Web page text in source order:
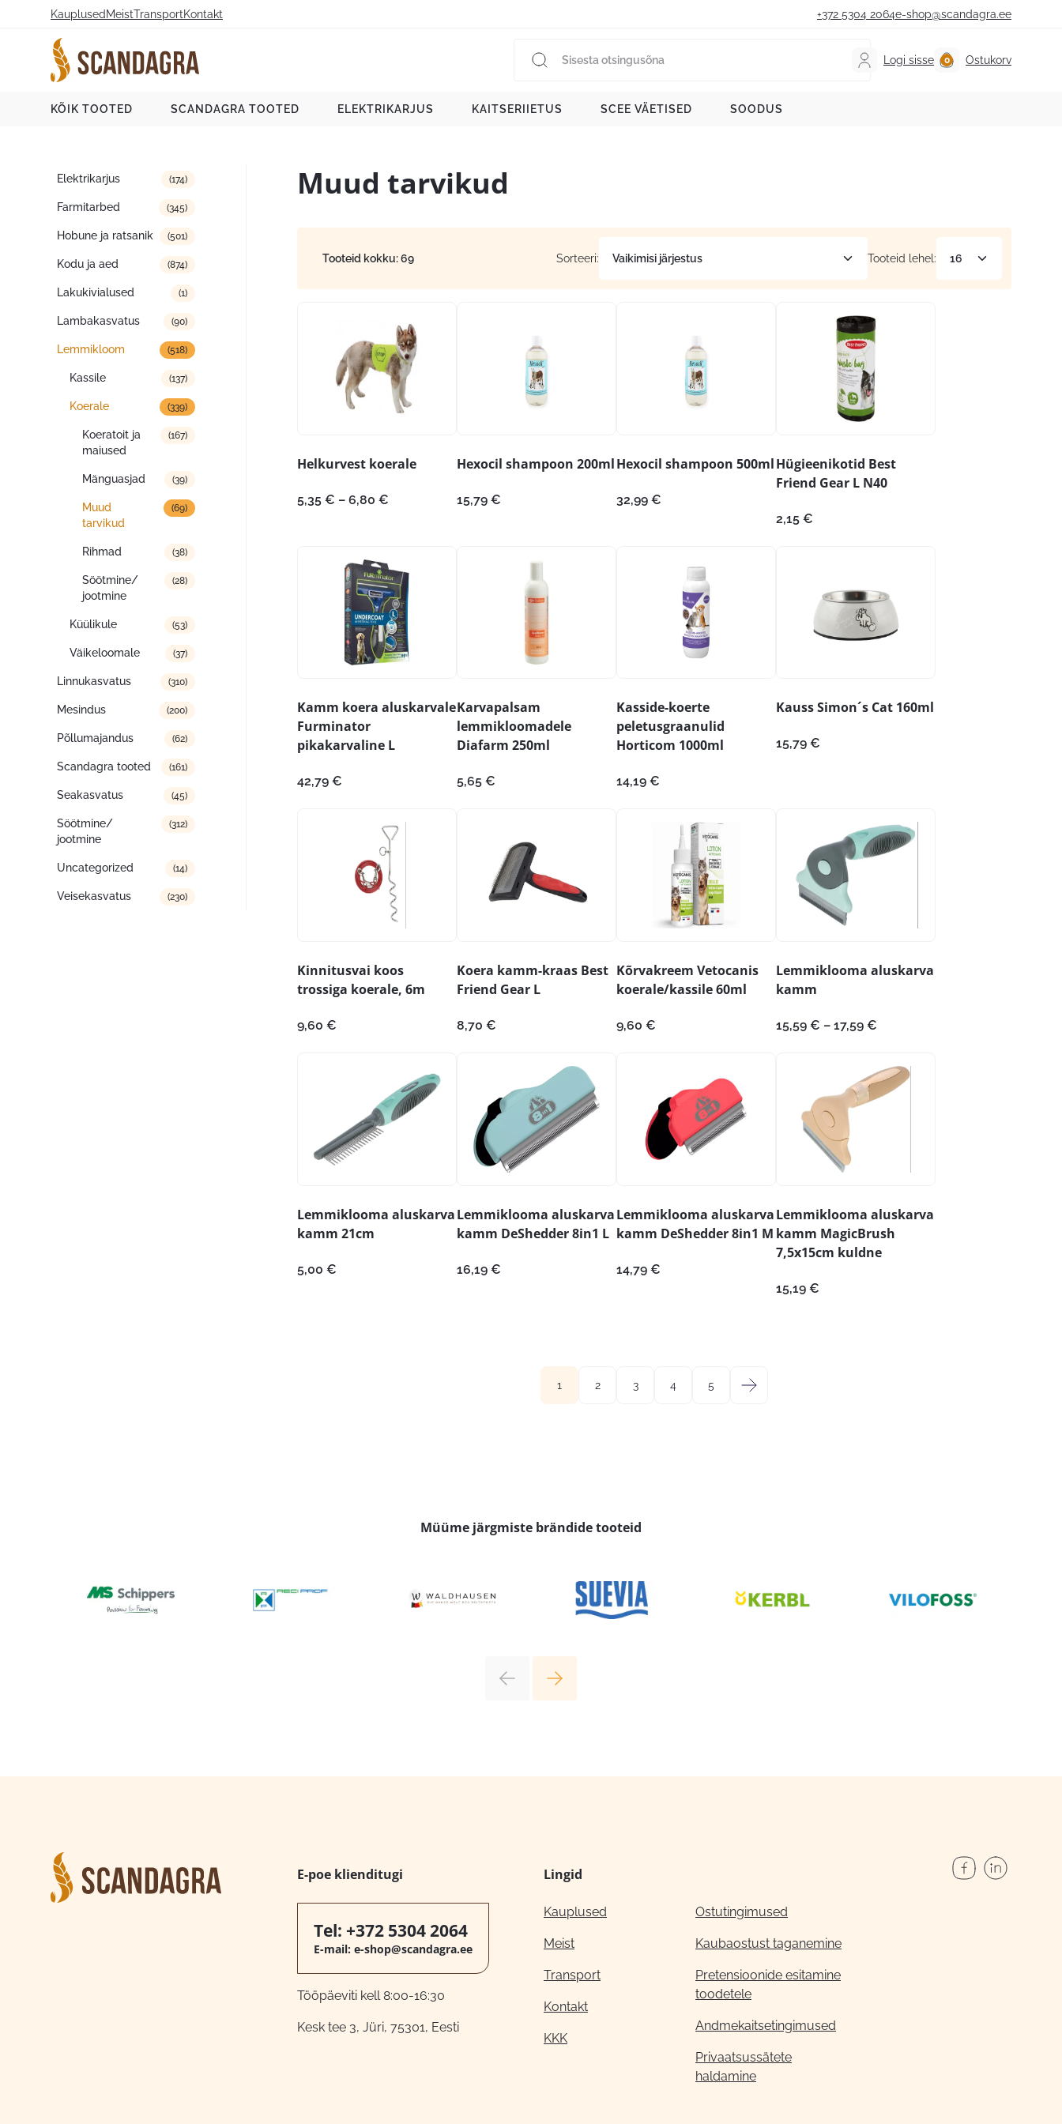
Kauplused MeistTransportKontakt +372 5304 2064e-shop@scandagra.ee
Logi sisse Ostukorv
KÕIK TOOTED SCANDAGRA TOOTED ELEKTRIKARJUS KAITSERIIETUS SCEE VÄETISED SOODUS
Tootekategooriad
Elektrikarjus (174)
Farmitarbed (345)
Hobune ja ratsanik (501)
Kodu ja aed (874)
Lakukivialused (1)
Lambakasvatus (90)
Lemmikloom (518)
Kassile (137)
Koerale (339)
Koeratoit ja
maiused
(167)
Mänguasjad (39)
Muud
tarvikud
(69)
Rihmad (38)
Söötmine/
jootmine
(28)
Küülikule (53)
Väikeloomale (37)
Linnukasvatus (310)
Mesindus (200)
Põllumajandus (62)
Scandagra tooted (161)
Seakasvatus (45)
Söötmine/
jootmine
(312)
Uncategorized (14)
Veisekasvatus (230)
Muud tarvikud
Tooteid kokku: 69 Sorteeri: Tooteid lehel:
Helkurvest koerale
5,35 € – 6,80 € Hinnavahemik:
Hexocil shampoon 200ml
15,79 €
Hexocil shampoon 500ml
32,99 €
Hügieenikotid Best
Friend Gear L N40
2,15 €
Kamm koera aluskarvale
Furminator
pikakarvaline L
42,79 €
Karvapalsam
lemmikloomadele
Diafarm 250ml
5,65 €
Kasside-koerte
peletusgraanulid
Horticom 1000ml
14,19 €
Kauss Simon´s Cat 160ml
15,79 €
Kinnitusvai koos
trossiga koerale, 6m
9,60 €
Koera kamm-kraas Best
Friend Gear L
8,70 €
Kõrvakreem Vetocanis
koerale/kassile 60ml
9,60 €
Lemmiklooma aluskarva
kamm
15,59 € – 17,59 €
17,59 €
Lemmiklooma aluskarva
kamm 21cm
5,00 €
Lemmiklooma aluskarva
kamm DeShedder 8in1 L
16,19 €
Lemmiklooma aluskarva
kamm DeShedder 8in1 M
14,79 €
Lemmiklooma aluskarva
kamm MagicBrush
7,5x15cm kuldne
15,19 €
1 2 3 4 5 →
Müüme järgmiste brändide tooteid
E-poe klienditugi
Tel: +372 5304 2064
E-mail: e-shop@scandagra.ee
Tööpäeviti kell 8:00-16:30
Kesk tee 3, Jüri, 75301, Eesti
Lingid
Kauplused
Meist
Transport
Kontakt
KKK
Ostutingimused
Kaubaostust taganemine
Pretensioonide esitamine
toodetele
Andmekaitsetingimused
Privaatsussätete
haldamine